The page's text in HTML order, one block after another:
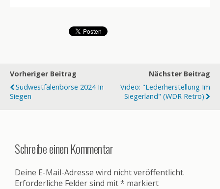
Vorheriger Beitrag
Südwestfalenbörse 2024 In
Siegen
Nächster Beitrag
Video: "Lederherstellung Im
Siegerland" (WDR Retro)
Schreibe einen Kommentar
Deine E-Mail-Adresse wird nicht veröffentlicht.
Erforderliche Felder sind mit* markiert